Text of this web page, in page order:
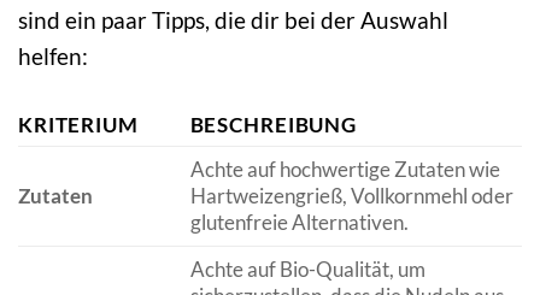
sind ein paar Tipps, die dir bei der Auswahl
helfen:
KRITERIUM BESCHREIBUNG
Zutaten
Achte auf hochwertige Zutaten wie
Hartweizengrieß, Vollkornmehl oder
glutenfreie Alternativen.
Achte auf Bio-Qualität, um